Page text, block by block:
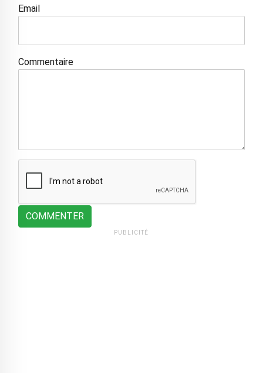
Email
Commentaire
COMMENTER
PUBLICITÉ